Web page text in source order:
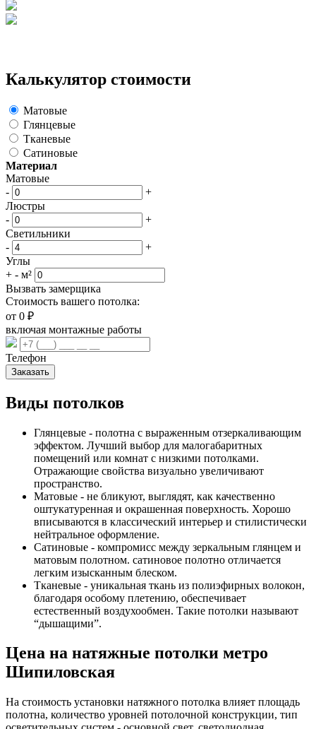
Калькулятор стоимости
Матовые
Глянцевые
Тканевые
Сатиновые
Материал
Матовые
-
+
Люстры
-
+
Светильники
-
+
Углы
+ - м²
Вызвать замерщика
Стоимость вашего потолка:
от 0 ₽
включая монтажные работы
Телефон
Заказать
Виды потолков
Глянцевые - полотна с выраженным отзеркаливающим
эффектом. Лучший выбор для малогабаритных
помещений или комнат с низкими потолками.
Отражающие свойства визуально увеличивают
пространство.
Матовые - не бликуют, выглядят, как качественно
оштукатуренная и окрашенная поверхность. Хорошо
вписываются в классический интерьер и стилистически
нейтральное оформление.
Сатиновые - компромисс между зеркальным глянцем и
матовым полотном. сатиновое полотно отличается
легким изысканным блеском.
Тканевые - уникальная ткань из полиэфирных волокон,
благодаря особому плетению, обеспечивает
естественный воздухообмен. Такие потолки называют
“дышащими”.
Цена на натяжные потолки метро
Шипиловская
На стоимость установки натяжного потолка влияет площадь
полотна, количество уровней потолочной конструкции, тип